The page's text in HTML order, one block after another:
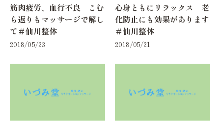
筋肉疲労、血行不良 こむ
ら返りもマッサージで解し
て＃仙川整体
2018/05/23
心身ともにリラックス 老
化防止にも効果があります
＃仙川整体
2018/05/21